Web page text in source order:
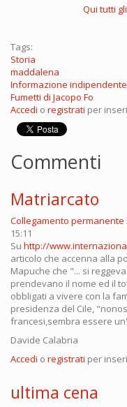
Qui tutti
Tags:
Storia
maddalena
Informazione indipendente
Fumetti di Jacopo Fo
Accedi o registrati per
Commenti
Matriarcato
Collegamento permanente
15:11
Su http://
articolo che accenna alla
Mapuche che "... si
prendevano il nome ed il
obbligati a vivere con la
presidenza del Cile,
francesi,sembra essere
Davide Calabria
Accedi o registrati per
ultima cena